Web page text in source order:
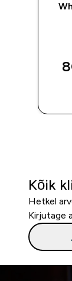
Kõik
Hetkel
Kirjutage